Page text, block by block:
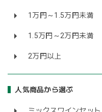
1万円～1.5万円未満
1.5万円～2万円未満
2万円以上
人気商品から選ぶ